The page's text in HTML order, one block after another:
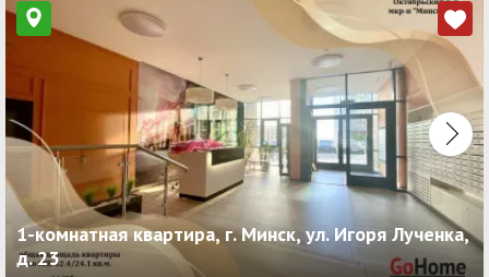
1-комнатная квартира, г. Минск, ул. Игоря Лученка,
д. 23